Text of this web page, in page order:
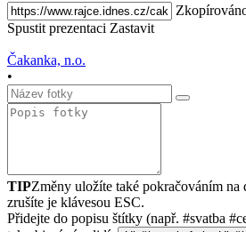
Spustit prezentaci Zastavit
Čakanka, n.o.
•
TIPZměny uložíte také pokračováním na
zrušíte je klávesou ESC.
Přidejte do popisu štítky (např. #svatba